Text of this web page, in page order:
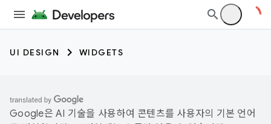
UI DESIGN WIDGETS
Google은 AI 기술을 사용하여 콘텐츠를 사용자의 기본 언어